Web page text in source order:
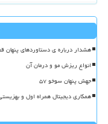
هشدار درباره ی دستاوردهای پنهان
انواع ریزش مو و درمان آن
جهش پنهان سوخو ۵۷
همکاری دیجیتال همراه اول و